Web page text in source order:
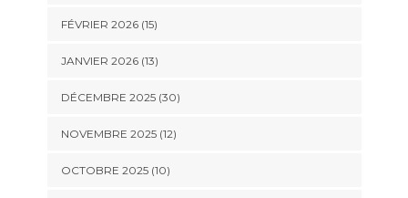
FÉVRIER 2026 (15)
JANVIER 2026 (13)
DÉCEMBRE 2025 (30)
NOVEMBRE 2025 (12)
OCTOBRE 2025 (10)